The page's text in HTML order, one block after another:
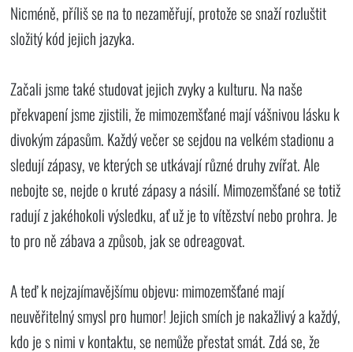
Nicméně, příliš se na to nezaměřují, protože se snaží rozluštit
složitý kód jejich jazyka.
Začali jsme také studovat jejich zvyky a kulturu. Na naše
překvapení jsme zjistili, že mimozemšťané mají vášnivou lásku k
divokým zápasům. Každý večer se sejdou na velkém stadionu a
sledují zápasy, ve kterých se utkávají různé druhy zvířat. Ale
nebojte se, nejde o kruté zápasy a násilí. Mimozemšťané se totiž
radují z jakéhokoli výsledku, ať už je to vítězství nebo prohra. Je
to pro ně zábava a způsob, jak se odreagovat.
A teď k nejzajímavějšímu objevu: mimozemšťané mají
neuvěřitelný smysl pro humor! Jejich smích je nakažlivý a každý,
kdo je s nimi v kontaktu, se nemůže přestat smát. Zdá se, že